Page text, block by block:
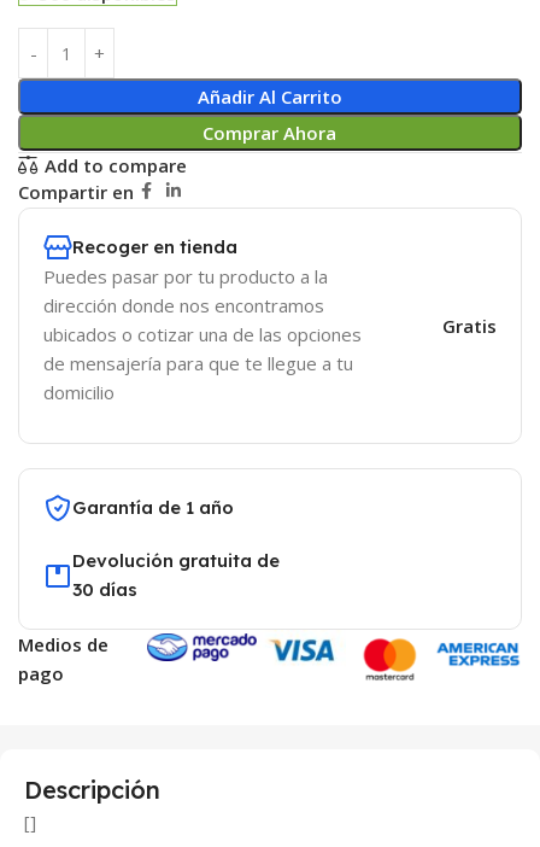
Añadir Al Carrito
Comprar Ahora
Add to compare
Compartir en
Recoger en tienda
Puedes pasar por tu producto a la
dirección donde nos encontramos
ubicados o cotizar una de las opciones
de mensajería para que te llegue a tu
domicilio
Gratis
Garantía de 1 año
Devolución gratuita de
30 días
Medios de
pago
Descripción
[]